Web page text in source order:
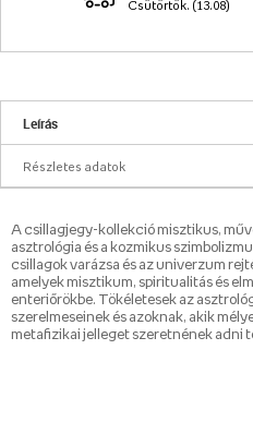
Csütörtök. (13.08)
Leírás
Részletes adatok
A csillagjegy-kollekció misztikus,
asztrológia és a kozmikus
csillagok varázsa és az univerzum
amelyek misztikum, spiritualitás és
enteriőrökbe. Tökéletesek az
szerelmeseinek és azoknak, akik
metafizikai jelleget szeretnének adni